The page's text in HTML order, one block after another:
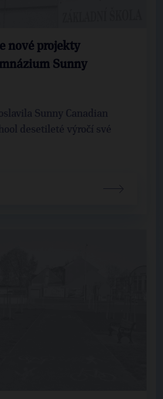
nové projekty
Sunny
Sunny Canadian
desetileté výročí své